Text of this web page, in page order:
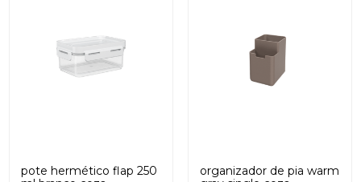
pote hermético flap 250
organizador de pia warm